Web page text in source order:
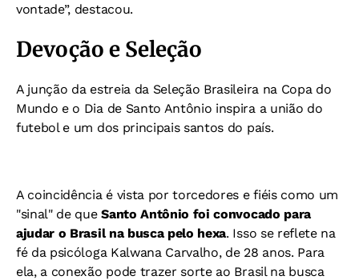
vontade”, destacou.
Devoção e Seleção
A junção da estreia da Seleção Brasileira na Copa do
Mundo e o Dia de Santo Antônio inspira a união do
futebol e um dos principais santos do país.
A coincidência é vista por torcedores e fiéis como um
"sinal" de queSanto Antônio foi convocado para
ajudar o Brasil na busca pelo hexa. Isso se reflete na
fé da psicóloga Kalwana Carvalho, de 28 anos. Para
ela, a conexão pode trazer sorte ao Brasil na busca